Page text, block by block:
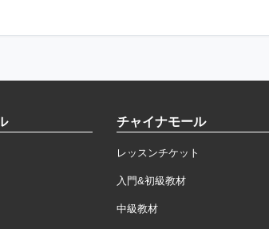
チャイナモール
レッスンチケット
入門&初級教材
中級教材